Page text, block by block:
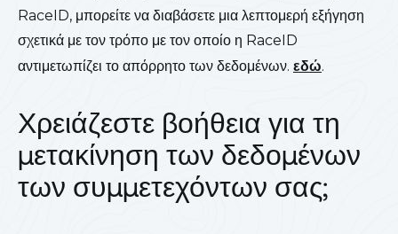
RaceID, μπορείτε να διαβάσετε μια λεπτομερή εξήγηση
σχετικά με τον τρόπο με τον οποίο η RaceID
αντιμετωπίζει το απόρρητο των δεδομένων. εδώ.
Χρειάζεστε βοήθεια για τη
μετακίνηση των δεδομένων
των συμμετεχόντων σας;